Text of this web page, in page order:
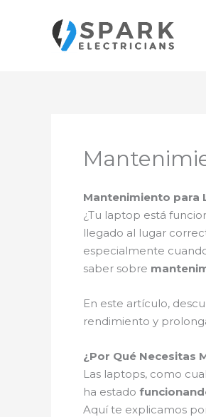
contenido
Mantenimiento para
¿Tu laptop está
llegado al lugar
especialmente
saber sobre
En este artículo,
rendimiento y
¿Por Qué Necesitas
Las laptops, como
ha estado
Aquí te explicamos